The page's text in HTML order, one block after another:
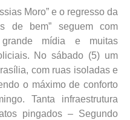
Moro” e o regresso da
de bem” seguem com
mídia e muitas
No sábado (5) um
com ruas isoladas e
o máximo de conforto
Tanta infraestrutura
pingados – Segundo